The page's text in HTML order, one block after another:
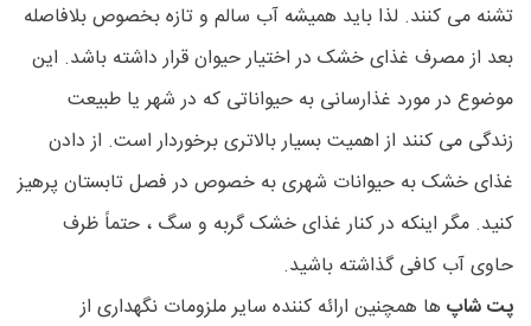
تشنه می کنند. لذا باید همیشه آب سالم و تازه بخصوص بلافاصله
بعد از مصرف غذای خشک در اختیار حیوان قرار داشته باشد. این
موضوع در مورد غذارسانی به حیواناتی که در شهر یا طبیعت
زندگی می کنند از اهمیت بسیار بالاتری برخوردار است. از دادن
غذای خشک به حیوانات شهری به خصوص در فصل تابستان پرهیز
کنید. مگر اینکه در کنار غذای خشک گربه و سگ ، حتماً ظرف
حاوی آب کافی گذاشته باشید.
پت شاپ ها همچنین ارائه کننده سایر ملزومات نگهداری از